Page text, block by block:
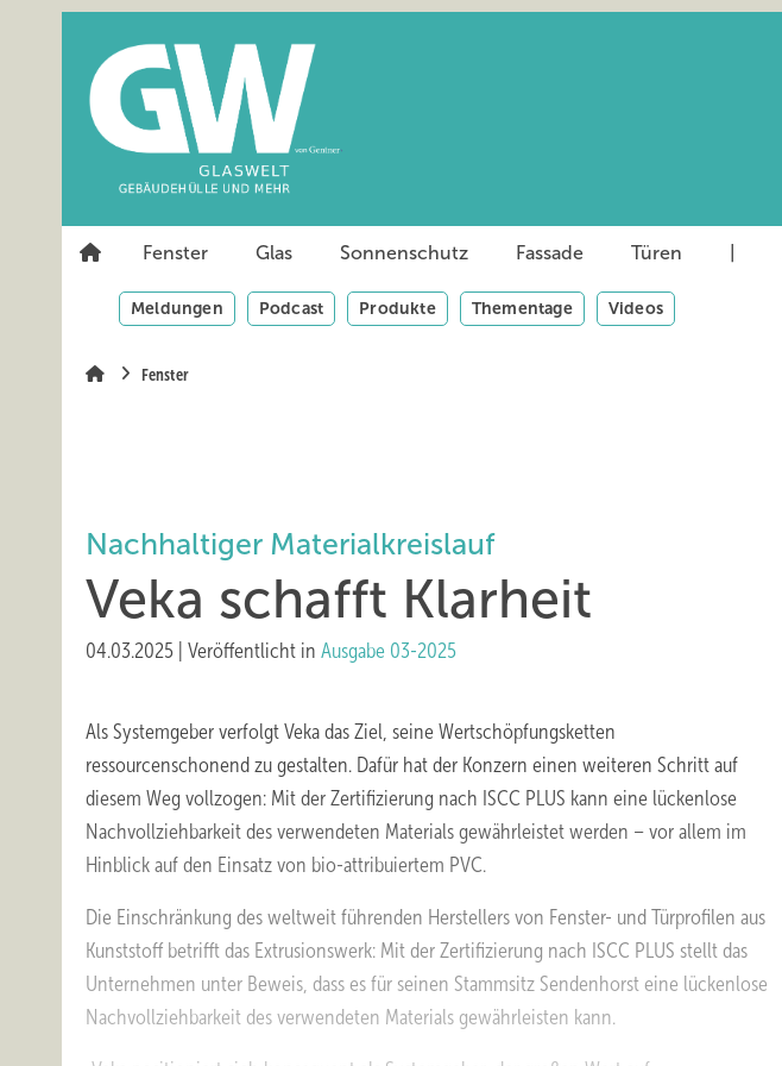
Fenster Glas Sonnenschutz Fassade Türen
Meldungen Podcast Produkte Thementage Videos
Fenster
Nachhaltiger Materialkreislauf
Veka sc hafft Klarheit
04.03.2025 Veröffentlicht in Ausgabe 03-2025
Als Systemgeber verfolgt Veka das Ziel, seine Wertschöpfungsketten
ressourcenschonend zu gestalten. Dafür hat der Konzern einen weiteren Schritt auf
diesem Weg vollzogen: Mit der Zertifizierung nach ISCC PLUS kann eine lückenlose
Nachvollziehbarkeit des verwendeten Materials gewährleistet werden – vor allem im
Hinblick auf den Einsatz von bio-attribuiertem PVC.
Die Einschränkung des weltweit führenden Herstellers von Fenster- und Türprofilen aus
Kunststoff betrifft das Extrusionswerk: Mit der Zertifizierung nach ISCC PLUS stellt das
Unternehmen unter Beweis, dass es für seinen Stammsitz Sendenhorst eine lückenlose
Nachvollziehbarkeit des verwendeten Materials gewährleisten kann.